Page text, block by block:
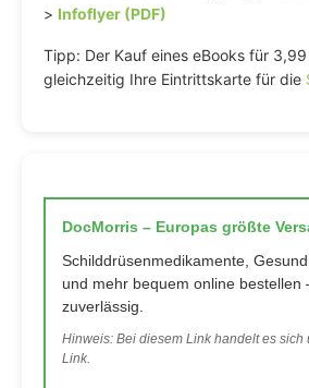
> Infoflyer (PDF)
Tipp: Der Kauf eines eBooks für 3,99
gleichzeitig Ihre Eintrittskarte für die
DocMorris – Europas größte
Schilddrüsenmedikamente,
und mehr bequem online bestellen
zuverlässig.
Hinweis: Bei diesem Link handelt es sich
Link.